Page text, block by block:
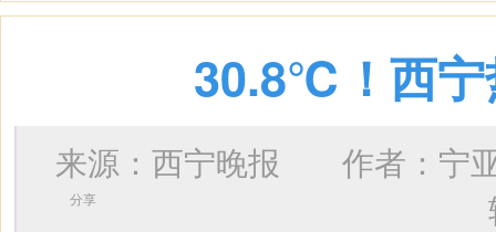
30.8℃！西宁
来源：西宁晚报 作者： 宁
分享